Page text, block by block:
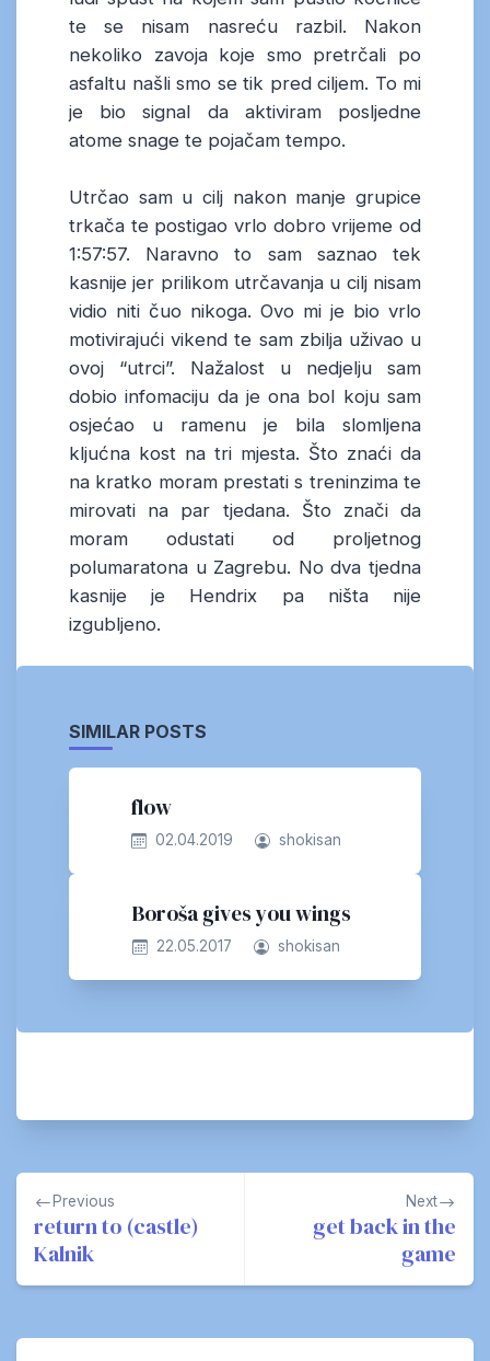
te se nisam nasreću razbil. Nakon
nekoliko zavoja koje smo pretrčali po
asfaltu našli smo se tik pred ciljem. To mi
je bio signal da aktiviram posljedne
atome snage te pojačam tempo.
Utrčao sam u cilj nakon manje grupice
trkača te postigao vrlo dobro vrijeme od
1:57:57. Naravno to sam saznao tek
kasnije jer prilikom utrčavanja u cilj nisam
vidio niti čuo nikoga. Ovo mi je bio vrlo
motivirajući vikend te sam zbilja uživao u
ovoj “utrci”. Nažalost u nedjelju sam
dobio infomaciju da je ona bol koju sam
osjećao u ramenu je bila slomljena
kljućna kost na tri mjesta. Što znaći da
na kratko moram prestati s treninzima te
mirovati na par tjedana. Što znači da
moram odustati od proljetnog
polumaratona u Zagrebu. No dva tjedna
kasnije je Hendrix pa ništa nije
izgubljeno.
SIMILAR POSTS
flow
02.04.2019 shokisan
Boroša gives you wings
22.05.2017 shokisan
Post
navigation
Previous
return to (castle)
Kalnik
Next
get back in the
game